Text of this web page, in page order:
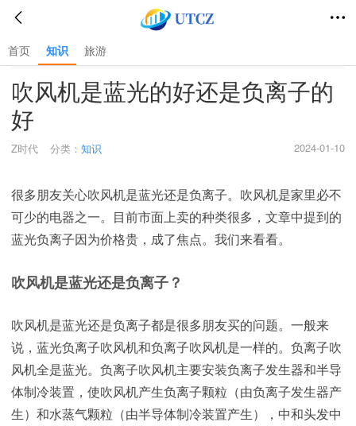
首页 知识 旅游
首页 知识>
吹风机是蓝光的好还是负离子的
好
Z时代 2024-01-10
分类： 知识
很多朋友关心吹风机是蓝光还是负离子。吹风机是家里必不
可少的电器之一。目前市面上卖的种类很多，文章中提到的
蓝光负离子因为价格贵，成了焦点。我们来看看。
吹风机是蓝光还是负离子？
吹风机是蓝光还是负离子都是很多朋友买的问题。一般来
说，蓝光负离子吹风机和负离子吹风机是一样的。负离子吹
风机全是蓝光。负离子吹风机主要安装负离子发生器和半导
体制冷装置，使吹风机产生负离子颗粒（由负离子发生器产
生）和水蒸气颗粒（由半导体制冷装置产生），中和头发中